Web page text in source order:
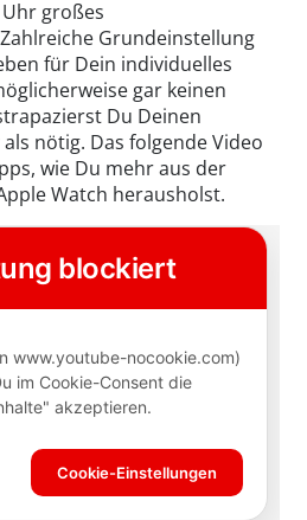
großes
Grundeinstellung
für Dein individuelles
gar keinen
Du Deinen
nötig. Das folgende Video
wie Du mehr aus der
Watch herausholst.